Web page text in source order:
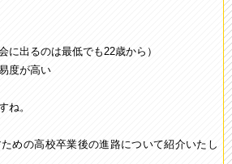
に出るのは最低でも22歳から）
度が高い
ね。
めの高校卒業後の進路について紹介いたし